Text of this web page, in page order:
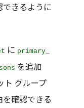
きるように
に primary_
を追加
ト グループ
確認できる